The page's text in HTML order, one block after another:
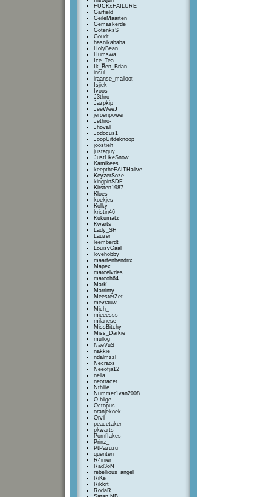
FUCKxFAILURE
Garfield
GeileMaarten
Gemaskerde
GotenksS
Goudt
hasnikababa
HolyBean
Humswa
Ice_Tea
Ik_Ben_Brian
insul
iraanse_malloot
Isjiek
Ivoos
J3thro
Jazpkip
JeeWeeJ
jeroenpower
Jethro-
Jhovall
Jodocus1
JoopUitdeknoop
joostieh
justaguy
JustLikeSnow
Kamikees
keeptheFAITHalive
KeyzerSoze
kingpinSDF
Kirsten1987
Kloes
koekjes
Kolky
kristin46
Kukumatz
Kwarts
Lady_SH
Lauzer
leemberdt
LouisvGaal
lovehobby
maartenhendrix
Mapex
marcelvries
marcoh64
MarK.
Marrinty
MeesterZet
mevrauw
Mich_
mieeesss
milanese
MissBitchy
Miss_Darkie
mullog
NaeVuS
nakkie
ndalmzzl
Necraos
Neeofja12
nella
neotracer
Nthliie
Nummer1van2008
O-blige
Octopus
oranjekoek
Orvil
peacetaker
pkwarts
PornfIakes
Prinz_
PtPazuzu
quenten
R4inier
Rad3oN
rebellious_angel
RiKe
Rikkrt
RodaR